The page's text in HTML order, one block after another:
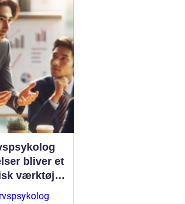
bliver et
værktøj i